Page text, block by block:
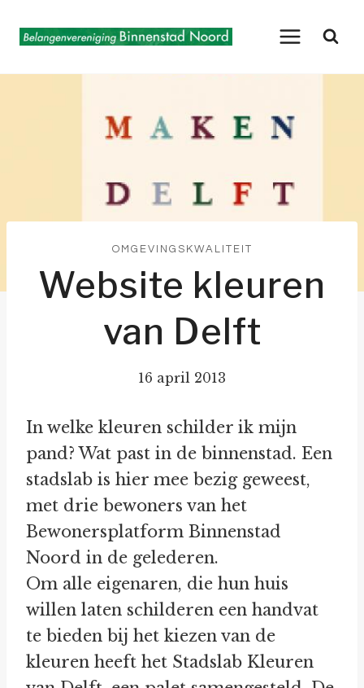
naar
OMGEVINGSKWALITEIT
Website kleuren
van Delft
16 april 2013
In welke kleuren schilder ik mijn
pand? Wat past in de binnenstad. Een
stadslab is hier mee bezig geweest,
met drie bewoners van het
Bewonersplatform Binnenstad
Noord in de gelederen.
Om alle eigenaren, die hun huis
willen laten schilderen een handvat
te bieden bij het kiezen van de
kleuren heeft het Stadslab Kleuren